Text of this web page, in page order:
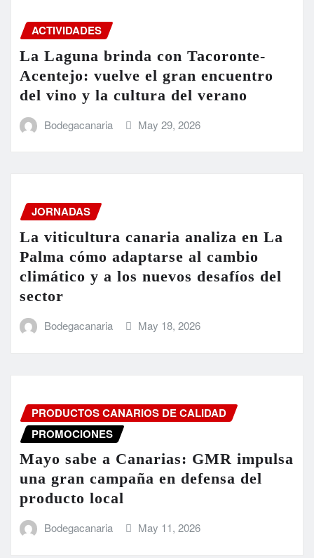
ACTIVIDADES
La Laguna brinda con Tacoronte-
Acentejo: vuelve el gran encuentro
del vino y la cultura del verano
Bodegacanaria May 29, 2026
JORNADAS
La viticultura canaria analiza en La
Palma cómo adaptarse al cambio
climático y a los nuevos desafíos del
sector
Bodegacanaria May 18, 2026
PRODUCTOS CANARIOS DE CALIDAD
PROMOCIONES
Mayo sabe a Canarias: GMR impulsa
una gran campaña en defensa del
producto local
Bodegacanaria May 11, 2026